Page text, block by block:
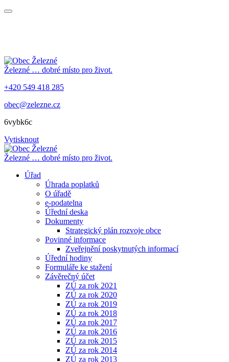
Železné … dobré místo pro život.
+420 549 418 285
obec@zelezne.cz
6vybk6c
Vytisknout
Železné … dobré místo pro život.
Úřad
Úhrada poplatků
O úřadě
e-podatelna
Úřední deska
Dokumenty
Strategický plán rozvoje obce
Povinné informace
Zveřejnění poskytnutých informací
Úřední hodiny
Formuláře ke stažení
Závěrečný účet
ZÚ za rok 2021
ZÚ za rok 2020
ZÚ za rok 2019
ZÚ za rok 2018
ZÚ za rok 2017
ZÚ za rok 2016
ZÚ za rok 2015
ZÚ za rok 2014
ZÚ za rok 2013